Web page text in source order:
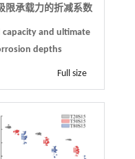
限承载力的折减系数
capacity and ultimate
depths
Full size